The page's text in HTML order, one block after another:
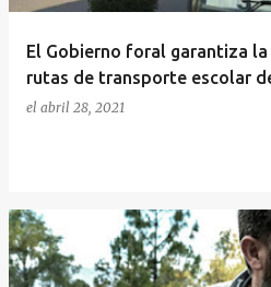
El Gobierno foral garantiza
rutas de transporte escolar
el abril 28, 2021